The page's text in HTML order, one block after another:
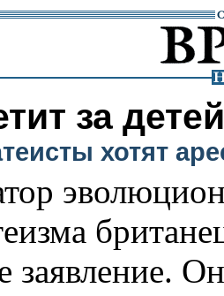
за
хотят
заявление.